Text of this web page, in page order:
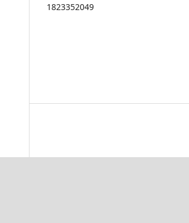
1823352049